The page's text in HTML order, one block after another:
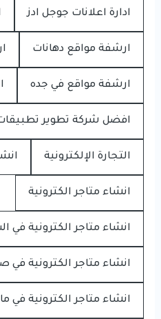
ادارة اعلانات جوجل ادز
ارشفة مواقع دهانات
ارشفة مواقع في جده
افضل شركة تطوير
التجارة الإلكترونية
انشاء متاجر الكترونية
انشاء متاجر الكترونية في
انشاء متاجر الكترونية في
انشاء متاجر الكترونية في